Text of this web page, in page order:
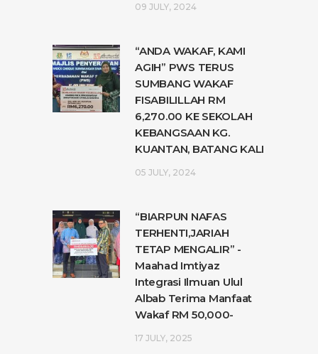
09 JULY, 2024
“ANDA WAKAF, KAMI
AGIH” PWS TERUS
SUMBANG WAKAF
FISABILILLAH RM
6,270.00 KE SEKOLAH
KEBANGSAAN KG.
KUANTAN, BATANG KALI
05 JULY, 2024
“BIARPUN NAFAS
TERHENTI,JARIAH
TETAP MENGALIR” -
Maahad Imtiyaz
Integrasi Ilmuan Ulul
Albab Terima Manfaat
Wakaf RM 50,000-
17 JULY, 2025